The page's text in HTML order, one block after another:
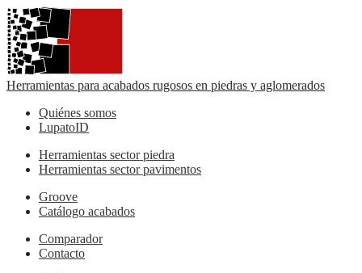
Herramientas para acabados rugosos en piedras y aglomerados
Quiénes somos
LupatoID
Herramientas sector piedra
Herramientas sector pavimentos
Groove
Catálogo acabados
Comparador
Contacto